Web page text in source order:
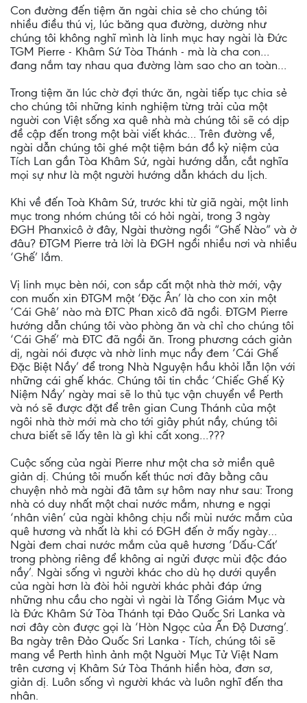
Con đường đến tiệm ăn ngài chia sẻ cho chúng tôi
nhiều điều thú vị, lúc băng qua đường, dường như
chúng tôi không nghĩ mình là linh mục hay ngài là Đức
TGM Pierre - Khâm Sứ Tòa Thánh - mà là cha con…
đang nắm tay nhau qua đường làm sao cho an toàn…
Trong tiệm ăn lúc chờ đợi thức ăn, ngài tiếp tục chia sẻ
cho chúng tôi những kinh nghiệm từng trải của một
nguời con Việt sống xa quê nhà mà chúng tôi sẽ có dịp
đề cập đến trong một bài viết khác… Trên đường về,
ngài dẫn chúng tôi ghé một tiệm bán đồ kỷ niệm của
Tích Lan gần Tòa Khâm Sứ, ngài hướng dẫn, cắt nghĩa
mọi sự như là một người hướng dẫn khách du lịch.
Khi về đến Toà Khâm Sứ, trước khi từ giã ngài, một linh
mục trong nhóm chúng tôi có hỏi ngài, trong 3 ngày
ĐGH Phanxicô ở đây, Ngài thường ngồi “Ghế Nào” và ở
đâu? ĐTGM Pierre trả lời là ĐGH ngồi nhiều nơi và nhiều
‘Ghế’ lắm.
Vị linh mục bèn nói, con sắp cất một nhà thờ mới, vậy
con muốn xin ĐTGM một ‘Đặc Ân’ là cho con xin một
‘Cái Ghê’ nào mà ĐTC Phan xicô đã ngồi. ĐTGM Pierre
hướng dẫn chúng tôi vào phòng ăn và chỉ cho chúng tôi
‘Cái Ghế’ mà ĐTC đã ngồi ăn. Trong phương cách giản
dị, ngài nói được và nhờ linh mục nầy đem ‘Cái Ghế
Đặc Biệt Nầy’ để trong Nhà Nguyện hầu khỏi lẫn lộn với
những cái ghế khác. Chúng tôi tin chắc ‘Chiếc Ghế Kỷ
Niệm Nầy’ ngày mai sẽ lo thủ tục vận chuyển về Perth
và nó sẽ được đặt để trên gian Cung Thánh của một
ngôi nhà thờ mới mà cho tới giây phút nầy, chúng tôi
chưa biết sẽ lấy tên là gì khi cất xong…???
Cuộc sống của ngài Pierre như một cha sở miền quê
giản dị. Chúng tôi muốn kết thúc nơi đây bằng câu
chuyện nhỏ mà ngài đã tâm sự hôm nay như sau: Trong
nhà có duy nhất một chai nước mắm, nhưng e ngại
‘nhân viên’ của ngài không chịu nổi mùi nước mắm của
quê hương và nhất là khi có ĐGH đến ở mấy ngày…
Ngài đem chai nước mắm của quê hương ‘Dấu-Cất’
trong phòng riêng để không ai ngửi được mùi độc đáo
nầy’. Ngài sống vì người khác cho dù họ dưới quyền
của ngài hơn là đòi hỏi người khác phải đáp ứng
những nhu cầu cho ngài vì ngài là Tổng Giám Mục và
là Đức Khâm Sứ Tòa Thánh tại Đảo Quốc Sri Lanka và
nơi đây còn được gọi là ‘Hòn Ngọc của Ấn Độ Dương’.
Ba ngày trên Đảo Quốc Sri Lanka - Tích, chúng tôi sẽ
mang về Perth hình ảnh một Nguời Mục Tử Việt Nam
trên cương vị Khâm Sứ Tòa Thánh hiền hòa, đơn sơ,
giản dị. Luôn sống vì người khác và luôn nghĩ đến tha
nhân.